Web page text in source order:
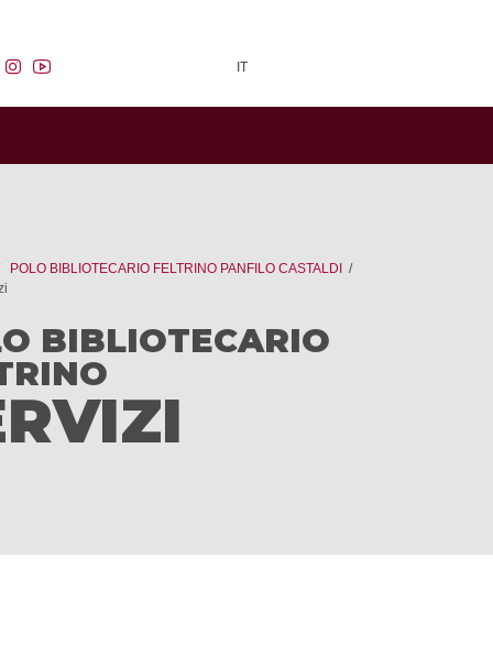
facebook
instagram IT
POLO BIBLIOTECARIO FELTRINO PANFILO CASTALDI
BIBLIOTECARIO